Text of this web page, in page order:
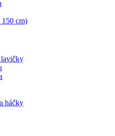
cm)
lavičky
háčky